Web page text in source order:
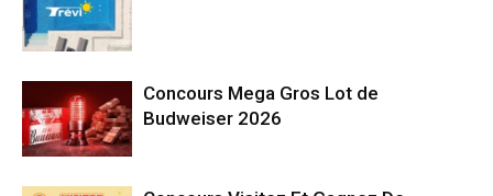
Concours Mega Gros Lot de
Budweiser 2026